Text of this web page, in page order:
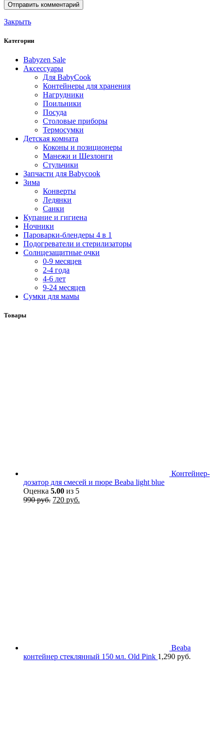
Закрыть
Категории
Babyzen Sale
Аксессуары
Для BabyCook
Контейнеры для хранения
Нагрудники
Поильники
Посуда
Столовые приборы
Термосумки
Детская комната
Коконы и позиционеры
Манежи и Шезлонги
Стульчики
Запчасти для Babycook
Зима
Конверты
Ледянки
Санки
Купание и гигиена
Ночники
Пароварки-блендеры 4 в 1
Подогреватели и стерилизаторы
Солнцезащитные очки
0-9 месяцев
2-4 года
4-6 лет
9-24 месяцев
Сумки для мамы
Товары
Контейнер-
дозатор для смесей и пюре Beaba light blue
Оценка 5.00 из 5
990руб. Первоначальная
720 руб.
Beaba
контейнер стеклянный 150 мл. Old Pink 1,290 руб.